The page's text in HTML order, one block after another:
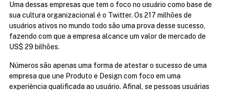
Uma dessas empresas que tem o foco no usuário como base de
sua cultura organizacional é o Twitter. Os 217 milhões de
usuários ativos no mundo todo são uma prova desse sucesso,
fazendo com que a empresa alcance um valor de mercado de
US$ 29 bilhões.
Números são apenas uma forma de atestar o sucesso de uma
empresa que une Produto e Design com foco em uma
experiência qualificada ao usuário. Afinal, se pessoas usuárias